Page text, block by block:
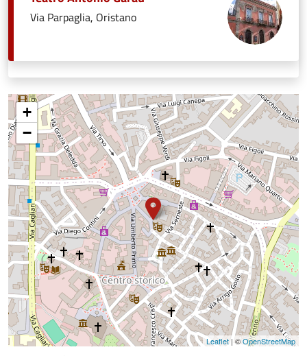
Via Parpaglia, Oristano
+
−
Leaflet| ©OpenStreetMap